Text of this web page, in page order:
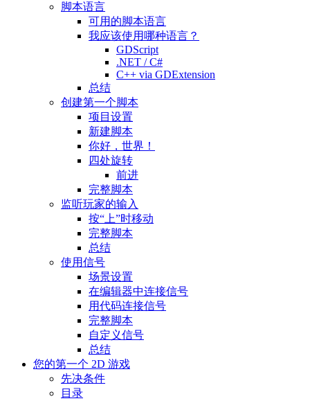
脚本语言
可用的脚本语言
我应该使用哪种语言？
GDScript
.NET / C#
C++ via GDExtension
总结
创建第一个脚本
项目设置
新建脚本
你好，世界！
四处旋转
前进
完整脚本
监听玩家的输入
按“上”时移动
完整脚本
总结
使用信号
场景设置
在编辑器中连接信号
用代码连接信号
完整脚本
自定义信号
总结
您的第一个 2D 游戏
先决条件
目录